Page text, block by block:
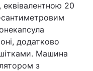
еквівалентною 20
сантиметровим
додатково
Машина
з